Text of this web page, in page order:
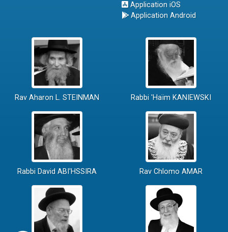
Application iOS
Application Android
Rav Aharon L. STEINMAN Rabbi 'Haïm KANIEWSKI
Rabbi David ABI'HSSIRA Rav Chlomo AMAR